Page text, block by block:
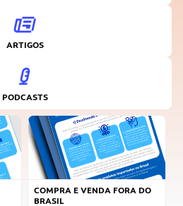
ARTIGOS
PODCASTS
COMPRA E VENDA FORA DO
BRASIL